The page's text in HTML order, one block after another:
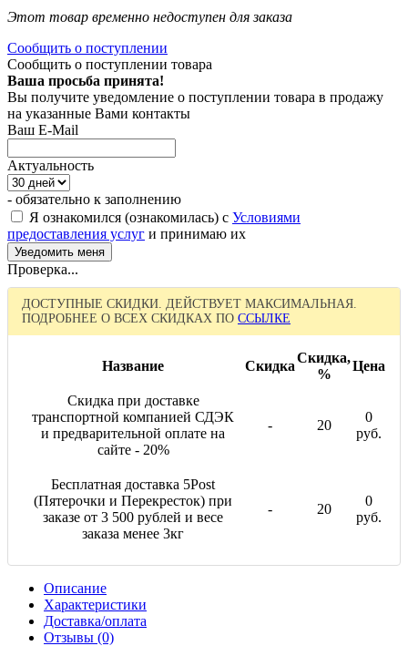
Этот товар временно недоступен для заказа
Сообщить о поступлении
Сообщить о поступлении товара
Ваша просьба принята!
Вы получите уведомление о поступлении товара в продажу
на указанные Вами контакты
Ваш E-Mail
Актуальность
- обязательно к заполнению
Я ознакомился (ознакомилась) с Условиями
предоставления услуг и принимаю их
Проверка...
ДОСТУПНЫЕ СКИДКИ. ДЕЙСТВУЕТ МАКСИМАЛЬНАЯ.
ПОДРОБНЕЕ О ВСЕХ СКИДКАХ ПО ССЫЛКЕ
Название Скидка
Скидка,
%
Цена
Скидка при доставке
транспортной компанией СДЭК
и предварительной оплате на
сайте - 20%
- 20
0
руб.
Бесплатная доставка 5Post
(Пятерочки и Перекресток) при
заказе от 3 500 рублей и весе
заказа менее 3кг
- 20
0
руб.
Описание
Характеристики
Доставка/оплата
Отзывы (0)